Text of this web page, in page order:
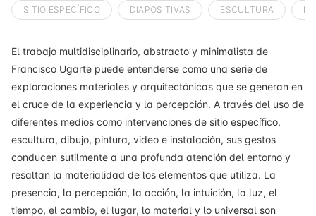
SITIO ESPECÍFICO DIAPOSITIVAS ESCULTURA
El trabajo multidisciplinario, abstracto y minimalista de
Francisco Ugarte puede entenderse como una serie de
exploraciones materiales y arquitectónicas que se generan en
el cruce de la experiencia y la percepción. A través del uso de
diferentes medios como intervenciones de sitio específico,
escultura, dibujo, pintura, video e instalación, sus gestos
conducen sutilmente a una profunda atención del entorno y
resaltan la materialidad de los elementos que utiliza. La
presencia, la percepción, la acción, la intuición, la luz, el
tiempo, el cambio, el lugar, lo material y lo universal son